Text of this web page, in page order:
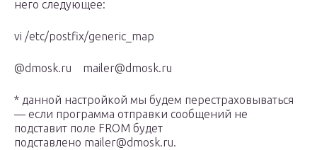
него следующее:
vi /etc/postfix/generic_map
@dmosk.ru mailer@dmosk.ru
* данной настройкой мы будем перестраховываться
— если программа отправки сообщений не
подставит поле FROM будет
подставлено mailer@dmosk.ru.